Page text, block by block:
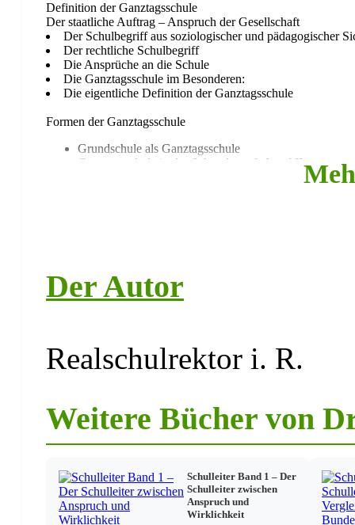
Definition der Ganztagsschule
Der staatliche Auftrag – Anspruch der Gesellschaft
Der Schulbegriff aus soziologischer und pädagogischer
Der rechtliche Schulbegriff
Die Ansprüche an die Schule
Die Ganztagsschule im Besonderen:
Die eigentliche Definition der Ganztagsschule
Formen der Ganztagsschule
Grundschule als Ganztagsschule
Ganztagsschule in der Sekundarstufe I und II
Freizeitgestaltung
Beköstigung
Das lehrende Personal
Sozialarbeiter
Ausstattung der Ganztagsschule
Die räumlichen Voraussetzungen
Zusammenfassung
Der Autor
Realschulrektor i. R.
Weitere Bücher von
Schulleiter Band 1 – Der
Schulleiter zwischen
Anspruch und
Wirklichkeit